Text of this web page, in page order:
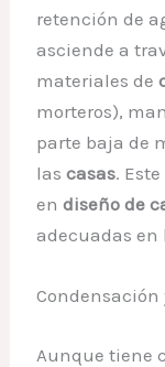
retención de
asciende a
materiales de
morteros),
parte baja de
lascasas.
endiseño de
adecuadas
Aunque tiene